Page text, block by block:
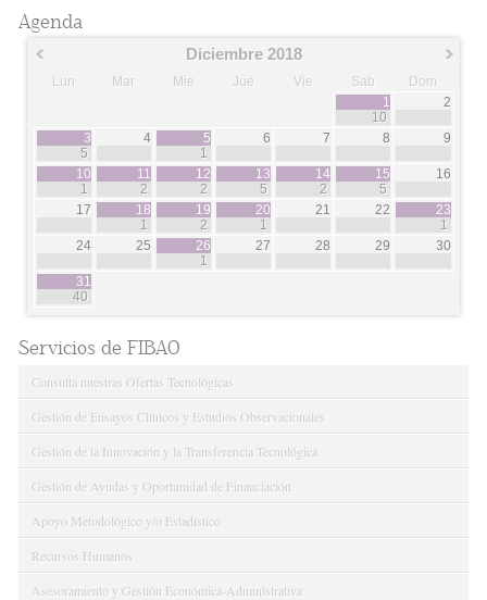
Agenda
Diciembre 2018
Lun Mar Mie Jue Vie Sab
Dom
1
10
2
3
5
4
5
1
6 7 8 9
10
1
11
2
12
2
13
5
14
2
15
5
16
17
18
1
19
2
20
1
21 22
23
1
24
25
26
1
27 28 29 30
31
40
Servicios de FIBAO
Consulta nuestras Ofertas Tecnológicas
Gestión de Ensayos Clínicos y Estudios Observacionales
Gestión de la Innovación y la Transferencia Tecnológica
Gestión de Ayudas y Oportunidad de Financiación
Apoyo Metodológico y/o Estadístico
Recursos Humanos
Asesoramiento y Gestión Económica-Administrativa